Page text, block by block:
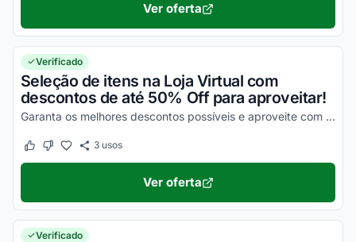
Ver oferta
Verificado
Seleção de itens na Loja Virtual com
descontos de até 50% Off para aproveitar!
Garanta os melhores descontos possíveis e aproveite com vantagens incríveis agora mesmo!
Este cupom funcionou
Este cupom não funcionou
3usos
Ver oferta
Verificado